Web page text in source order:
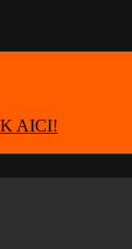
AICI!